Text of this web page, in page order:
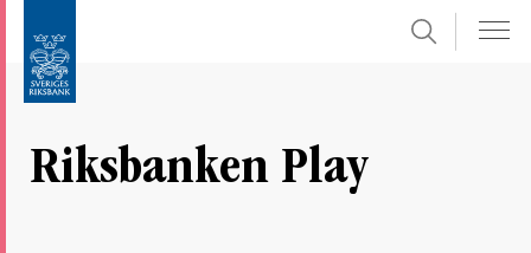
direkt
undersidor
Sök
Riksbanken Play